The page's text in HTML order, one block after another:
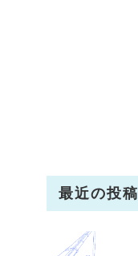
最近の投稿